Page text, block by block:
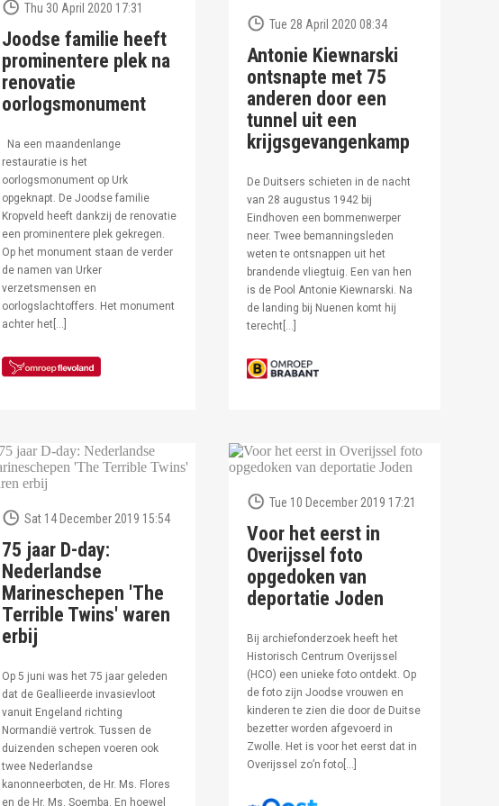
Thu 30 April 2020 17:31
Joodse familie heeft
prominentere plek na
renovatie
oorlogsmonument
Na een maandenlange
restauratie is het
oorlogsmonument op Urk
opgeknapt. De Joodse familie
Kropveld heeft dankzij de renovatie
een prominentere plek gekregen.
Op het monument staan de verder
de namen van Urker
verzetsmensen en
oorlogslachtoffers. Het monument
achter het[…]
Tue 28 April 2020 08:34
Antonie Kiewnarski
ontsnapte met 75
anderen door een
tunnel uit een
krijgsgevangenkamp
De Duitsers schieten in de nacht
van 28 augustus 1942 bij
Eindhoven een bommenwerper
neer. Twee bemanningsleden
weten te ontsnappen uit het
brandende vliegtuig. Een van hen
is de Pool Antonie Kiewnarski. Na
de landing bij Nuenen komt hij
terecht[…]
Sat 14 December 2019 15:54
75 jaar D-day:
Nederlandse
Marineschepen 'The
Terrible Twins' waren
erbij
Op 5 juni was het 75 jaar geleden
dat de Geallieerde invasievloot
vanuit Engeland richting
Normandië vertrok. Tussen de
duizenden schepen voeren ook
twee Nederlandse
kanonneerboten, de Hr. Ms. Flores
en de Hr. Ms. Soemba. En hoewel
Tue 10 December 2019 17:21
Voor het eerst in
Overijssel foto
opgedoken van
deportatie Joden
Bij archiefonderzoek heeft het
Historisch Centrum Overijssel
(HCO) een unieke foto ontdekt. Op
de foto zijn Joodse vrouwen en
kinderen te zien die door de Duitse
bezetter worden afgevoerd in
Zwolle. Het is voor het eerst dat in
Overijssel zo’n foto[…]